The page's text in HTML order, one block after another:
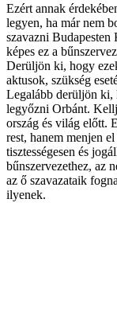
Ezért annak
legyen, ha már nem
szavazni
képes ez a
Derüljön ki, hogy
aktusok, szükség
Legalább derüljön ki,
legyőzni Orbánt.
ország és világ előtt.
rest, hanem menjen
tisztességesen és
bűnszervezethez, az
az ő szavazataik
ilyenek.